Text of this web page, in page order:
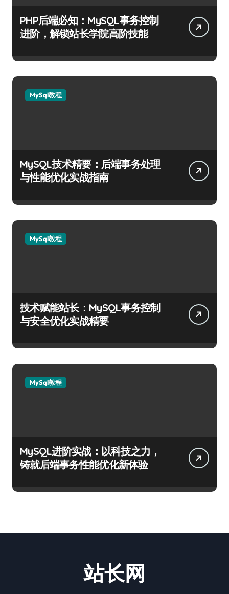
PHP后端必知：MySQL事务控制
进阶，解锁站长学院高阶技能
MySql教程
MySQL技术精要：后端事务处理
与性能优化实战指南
MySql教程
技术赋能站长：MySQL事务控制
与安全优化实战精要
MySql教程
MySQL进阶实战：以科技之力，
铸就后端事务性能优化新体验
站长网